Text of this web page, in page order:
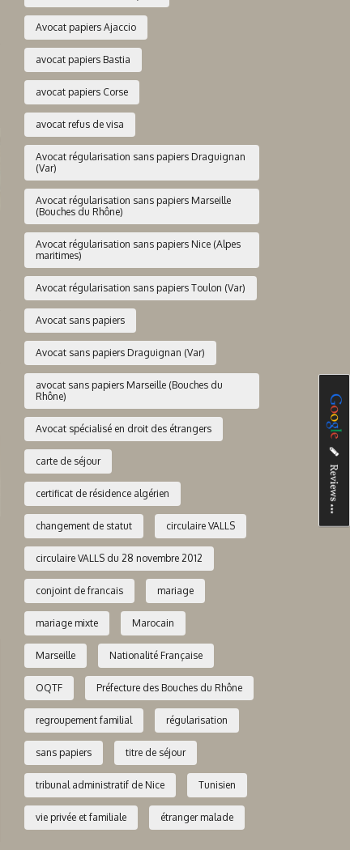
Avocat papiers Ajaccio
avocat papiers Bastia
avocat papiers Corse
avocat refus de visa
Avocat régularisation sans papiers Draguignan
(Var)
Avocat régularisation sans papiers Marseille
(Bouches du Rhône)
Avocat régularisation sans papiers Nice (Alpes
maritimes)
Avocat régularisation sans papiers Toulon (Var)
Avocat sans papiers
Avocat sans papiers Draguignan (Var)
avocat sans papiers Marseille (Bouches du
Rhône)
Avocat spécialisé en droit des étrangers
carte de séjour
certificat de résidence algérien
changement de statut circulaire VALLS
circulaire VALLS du 28 novembre 2012
conjoint de francais mariage
mariage mixte Marocain
Marseille Nationalité Française
OQTF Préfecture des Bouches du Rhône
regroupement familial régularisation
sans papiers titre de séjour
tribunal administratif de Nice Tunisien
vie privée et familiale étranger malade